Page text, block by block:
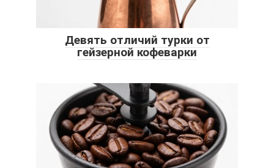
Девять отличий турки от
гейзерной кофеварки